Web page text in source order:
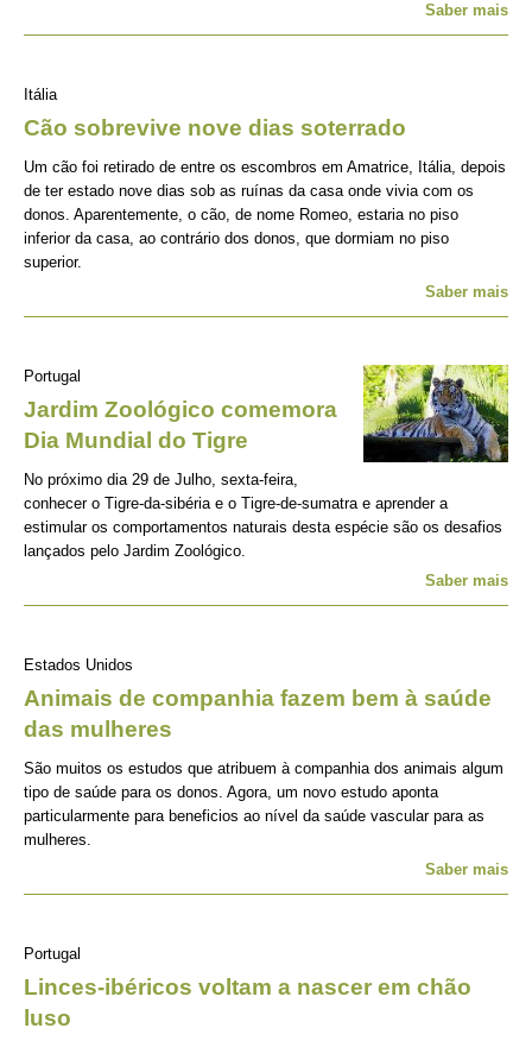
Saber mais
Itália
Cão sobrevive nove dias soterrado
Um cão foi retirado de entre os escombros em Amatrice, Itália, depois
de ter estado nove dias sob as ruínas da casa onde vivia com os
donos. Aparentemente, o cão, de nome Romeo, estaria no piso
inferior da casa, ao contrário dos donos, que dormiam no piso
superior.
Saber mais
Portugal
Jardim Zoológico comemora
Dia Mundial do Tigre
No próximo dia 29 de Julho, sexta-feira,
conhecer o Tigre-da-sibéria e o Tigre-de-sumatra e aprender a
estimular os comportamentos naturais desta espécie são os desafios
lançados pelo Jardim Zoológico.
Saber mais
Estados Unidos
Animais de companhia fazem bem à saúde
das mulheres
São muitos os estudos que atribuem à companhia dos animais algum
tipo de saúde para os donos. Agora, um novo estudo aponta
particularmente para beneficios ao nível da saúde vascular para as
mulheres.
Saber mais
Portugal
Linces-ibéricos voltam a nascer em chão
luso